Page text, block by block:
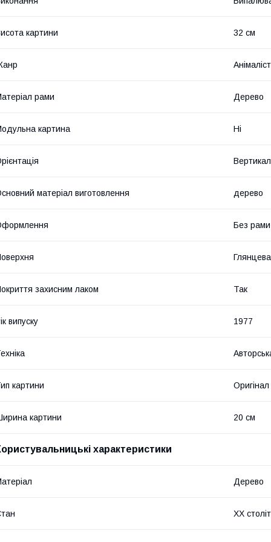
картини 32 см
рами Дерево
картина Ні
матеріал виготовлення дерево
Без рами
Глянцева
захисним лаком Так
випуску 1977
картини Оригінал
картини 20 см
характеристики
Дерево
ХХ